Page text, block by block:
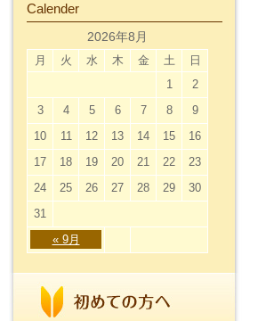
Calender
2026年8月
月 火 水 木 金 土 日
« 9月
1
2
3
4 5 6 7 8
9
10
11 12 13 14 15
16
17
18 19 20 21 22
23
24
25 26 27 28 29
30
31